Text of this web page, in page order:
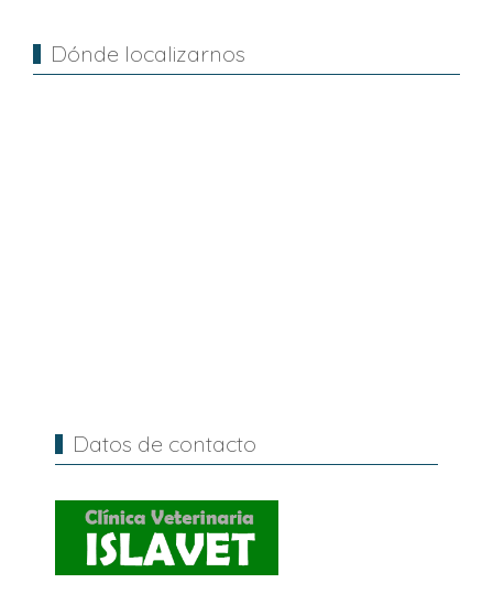
Dónde localizarnos
Datos de contacto